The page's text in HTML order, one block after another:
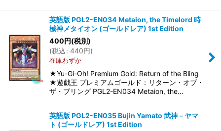
英語版 PGL2-EN034 Metaion, the Timelord 時
械神メタイオン (ゴールドレア) 1st Edition
400円(税別)
(税込: 440円)
在庫わずか
★Yu-Gi-Oh! Premium Gold: Return of the Bling
★遊戯王 プレミアムゴールド：リターン・オブ・
ザ・ブリング PGL2-EN034 Metaion, the…
英語版 PGL2-EN035 Bujin Yamato 武神－ヤマ
ト (ゴールドレア) 1st Edition